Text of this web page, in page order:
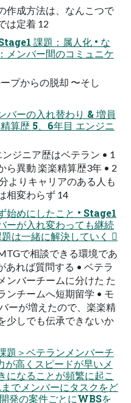
作成方法は、なんこつで
は定着 12
課題：属人化 • な
メンバー間のコミュニケ
プからの脱却 〜そし
バーの入れ替わり & 増員
算歴 5、6年目 エンジニ
ジニア歴はベテラン • 1
ら異動 楽楽精算歴3年 • 2
よりキャリアのある人も
相変わらず 14
始めにしたこと • Stage1
ーが入れ変わっても継続
は一緒に解決していく 
で相談できる環境であ
れば質問する • ベテラ
ンバーチームに分けた た
ンチームへ短期留学 • モ
ーが増えたので、楽楽精
少しでも伝承できないか
題＞ベテランメンバーチ
が高くスピードが早いメ
になることが頻繁に起こ
でメンバーにタスクをど
発の案件ごとにWBSを